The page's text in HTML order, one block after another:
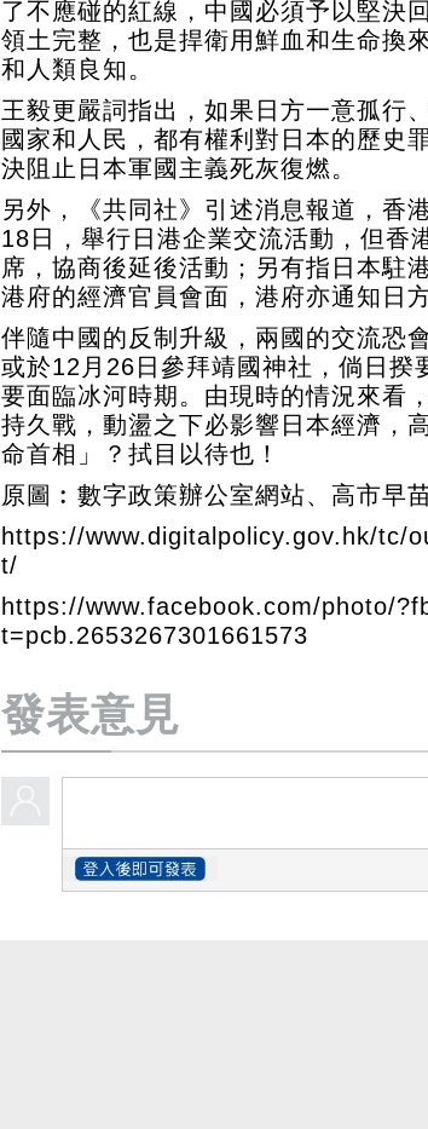
了不應碰的紅線，中國必須予以堅決
領土完整，也是捍衛用鮮血和生命換
和人類良知。
王毅更嚴詞指出，如果日方一意孤行
國家和人民，都有權利對日本的歷史
決阻止日本軍國主義死灰復燃。
另外，《共同社》引述消息報道，香
18日，舉行日港企業交流活動，但香
席，協商後延後活動；另有指日本駐
港府的經濟官員會面，港府亦通知日方
伴隨中國的反制升級，兩國的交流恐
或於12月26日參拜靖國神社，倘日揆
要面臨冰河時期。由現時的情況來看
持久戰，動盪之下必影響日本經濟，
命首相」？拭目以待也！
原圖︰數字政策辦公室網站、高市早
https://www.digitalpolicy.gov.hk/tc/
t/
https://www.facebook.com/photo/
t=pcb.2653267301661573
發表意見